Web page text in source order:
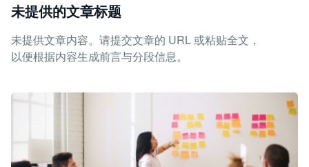
未提供的文章标题
未提供文章内容。请提交文章的 URL 或粘贴全文，
以便根据内容生成前言与分段信息。